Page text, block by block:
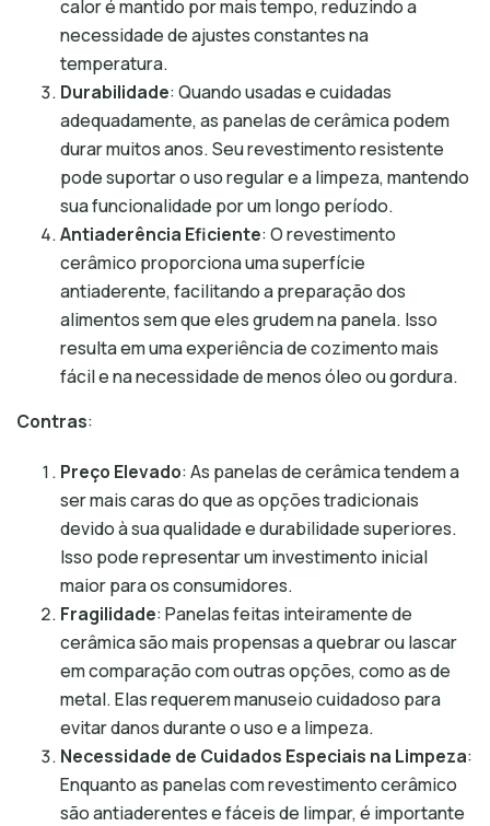
calor é mantido por mais tempo, reduzindo a
necessidade de ajustes constantes na
temperatura.
Durabilidade: Quando usadas e cuidadas
adequadamente, as panelas de cerâmica podem
durar muitos anos. Seu revestimento resistente
pode suportar o uso regular e a limpeza, mantendo
sua funcionalidade por um longo período.
Antiaderência Eficiente: O revestimento
cerâmico proporciona uma superfície
antiaderente, facilitando a preparação dos
alimentos sem que eles grudem na panela. Isso
resulta em uma experiência de cozimento mais
fácil e na necessidade de menos óleo ou gordura.
Contras:
Preço Elevado: As panelas de cerâmica tendem a
ser mais caras do que as opções tradicionais
devido à sua qualidade e durabilidade superiores.
Isso pode representar um investimento inicial
maior para os consumidores.
Fragilidade: Panelas feitas inteiramente de
cerâmica são mais propensas a quebrar ou lascar
em comparação com outras opções, como as de
metal. Elas requerem manuseio cuidadoso para
evitar danos durante o uso e a limpeza.
Necessidade de Cuidados Especiais na Limpeza:
Enquanto as panelas com revestimento cerâmico
são antiaderentes e fáceis de limpar, é importante